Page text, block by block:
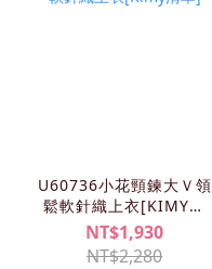
U60736小花頸鍊大Ｖ領
鬆軟針織上衣[KIMY清
單]
NT$1,930
NT$2,280